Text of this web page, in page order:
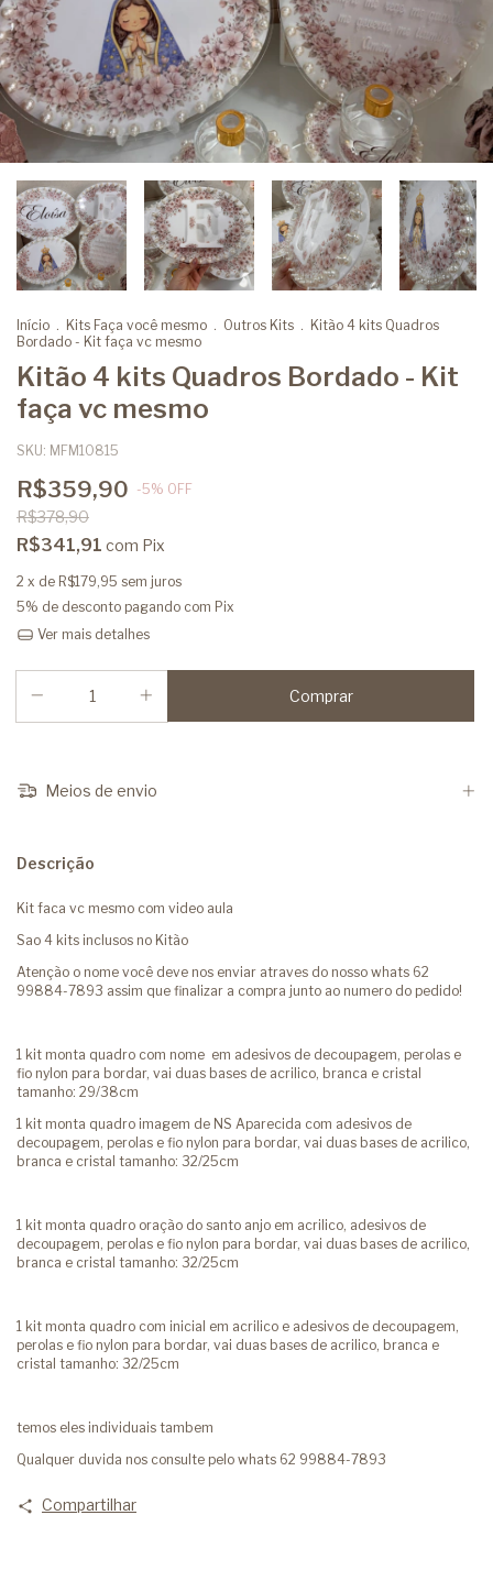
Início . Kits Faça você mesmo . Outros Kits . Kitão 4 kits Quadros
Bordado - Kit faça vc mesmo
Kitão 4 kits Quadros Bordado - Kit
faça vc mesmo
SKU: MFM10815
R$359,90 -5% OFF
R$378,90
R$341,91 com Pix
2 x de R$179,95 sem juros
5% de desconto pagando com Pix
Ver mais detalhes
Meios de envio
Descrição
Kit faca vc mesmo com video aula
Sao 4 kits inclusos no Kitão
Atenção o nome você deve nos enviar atraves do nosso whats 62
99884-7893 assim que finalizar a compra junto ao numero do pedido!
1 kit monta quadro com nome em adesivos de decoupagem, perolas e
fio nylon para bordar, vai duas bases de acrilico, branca e cristal
tamanho: 29/38cm
1 kit monta quadro imagem de NS Aparecida com adesivos de
decoupagem, perolas e fio nylon para bordar, vai duas bases de acrilico,
branca e cristal tamanho: 32/25cm
1 kit monta quadro oração do santo anjo em acrilico, adesivos de
decoupagem, perolas e fio nylon para bordar, vai duas bases de acrilico,
branca e cristal tamanho: 32/25cm
1 kit monta quadro com inicial em acrilico e adesivos de decoupagem,
perolas e fio nylon para bordar, vai duas bases de acrilico, branca e
cristal tamanho: 32/25cm
temos eles individuais tambem
Qualquer duvida nos consulte pelo whats 62 99884-7893
Compartilhar